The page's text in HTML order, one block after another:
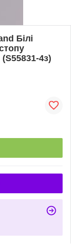
Білі
4з)